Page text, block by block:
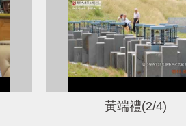
黃端禮(2/4)